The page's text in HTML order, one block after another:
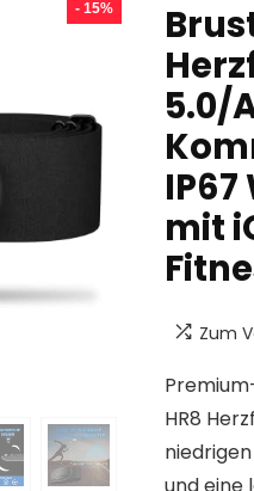
- 15%
5.0/
mit
Zum
HR8